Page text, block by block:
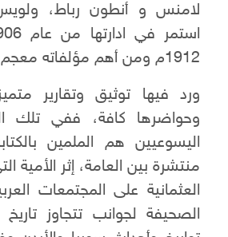
لامنس و أنطون رباط،
1912م ومن أهم مؤلفاته معجم المنجد.
ورد فيها توثيق وتقارير
وحواضرها كافة، ففي تلك
اليسوعيين هم الملمين
منتشرة بين العامة، إثر الأمية
العثمانية على المجتمعات
الصحيفة لجوانب تتجاوز